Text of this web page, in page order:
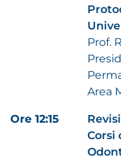
Prof.
Area
Ore 12:15
Corsi